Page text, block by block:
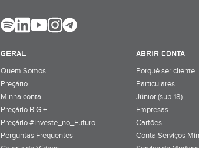
GERAL
Quem Somos
Preçário
Minha conta
Preçário BiG +
Preçário #Investe_no_Futuro
Perguntas Frequentes
ABRIR CONTA
Porquê ser cliente
Particulares
Júnior (sub-18)
Empresas
Cartões
Conta Serviços